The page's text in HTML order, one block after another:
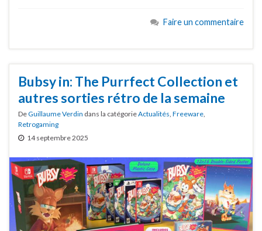
Faire un commentaire
Bubsy in: The Purrfect Collection et
autres sorties rétro de la semaine
DeGuillaume Verdin dans la catégorieActualités Freeware
Retrogaming
14 septembre 2025